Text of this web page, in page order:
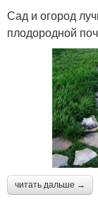
Сад и огород
плодородной
читать дальше →